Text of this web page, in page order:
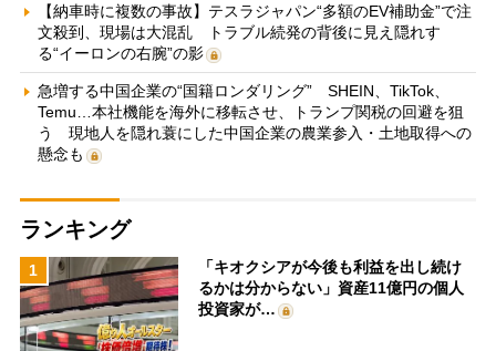
【納車時に複数の事故】テスラジャパン“多額のEV補助金”で注
文殺到、現場は大混乱 トラブル続発の背後に見え隠れす
る“イーロンの右腕”の影
急増する中国企業の“国籍ロンダリング” SHEIN、TikTok、
Temu…本社機能を海外に移転させ、トランプ関税の回避を狙
う 現地人を隠れ蓑にした中国企業の農業参入・土地取得への
懸念も
ランキング
1
「キオクシアが今後も利益を出し続け
るかは分からない」資産11億円の個人
投資家が…